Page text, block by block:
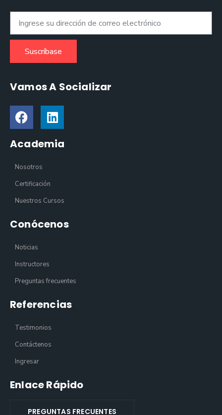
Suscríbase
Vamos A Socializar
Academia
Nosotros
Certificación
Nuestros Cursos
Conócenos
Noticias
Instructores
Preguntas frecuentes
Referencias
Testimonios
Contáctenos
Ingresar
Enlace Rápido
PREGUNTAS FRECUENTES